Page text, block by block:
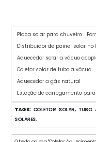
Placa solar para chuveiro
Distribuidor de painel solar no
Aquecedor solar a vácuo
Coletor solar de tubo a vácuo
Aquecedor a gás natural
Estação de carregamento
TAGS:COLETOR SOLAR, TUBO
SOLARES.